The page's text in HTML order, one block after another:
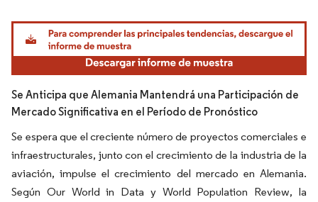
Imagen © Mordor Intelligence. El uso requiere atribución según CC BY 4.0.
Se Anticipa que Alemania Mantendrá una Participación de
Mercado Significativa en el Período de Pronóstico
Se espera que el creciente número de proyectos comerciales e
infraestructurales, junto con el crecimiento de la industria de la
aviación, impulse el crecimiento del mercado en Alemania.
Según Our World in Data y World Population Review, la